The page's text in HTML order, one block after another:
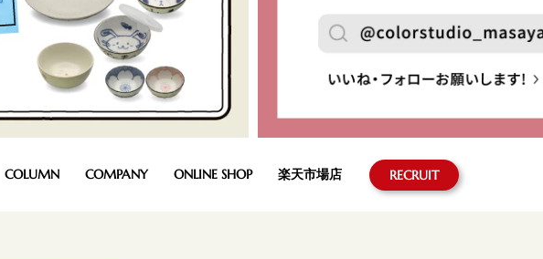
COLUMN COMPANY ONLINE SHOP 楽天市場店 RECRUIT